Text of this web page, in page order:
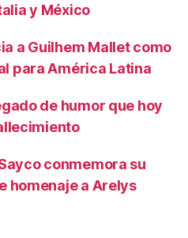
y México
a Guilhem Mallet como
para América Latina
de humor que hoy
conmemora su
homenaje a Arelys